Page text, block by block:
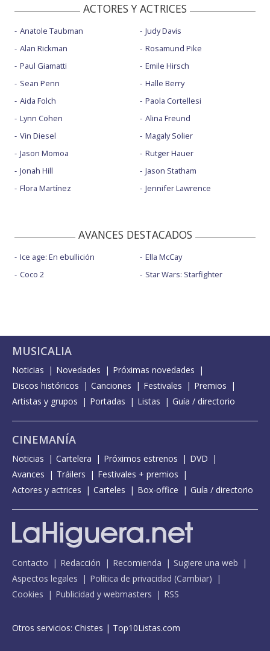
ACTORES Y ACTRICES
Anatole Taubman
Alan Rickman
Paul Giamatti
Sean Penn
Aida Folch
Lynn Cohen
Vin Diesel
Jason Momoa
Jonah Hill
Flora Martínez
Judy Davis
Rosamund Pike
Emile Hirsch
Halle Berry
Paola Cortellesi
Alina Freund
Magaly Solier
Rutger Hauer
Jason Statham
Jennifer Lawrence
AVANCES DESTACADOS
Ice age: En ebullición
Coco 2
Ella McCay
Star Wars: Starfighter
MUSICALIA
Noticias Novedades
Próximas novedades
Discos históricos
Canciones Festivales
Premios
Artistas y grupos
Portadas Listas Guía / directorio
CINEMANÍA
Noticias Cartelera Próximos estrenos
DVD
Avances
Tráilers
Festivales + premios
Actores y actrices
Carteles Box-office Guía / directorio
Contacto Redacción Recomienda
Sugiere una web
Aspectos legales
Política de privacidad (Cambiar)
Cookies
Publicidad y webmasters RSS
Otros servicios: Chistes | Top10Listas.com